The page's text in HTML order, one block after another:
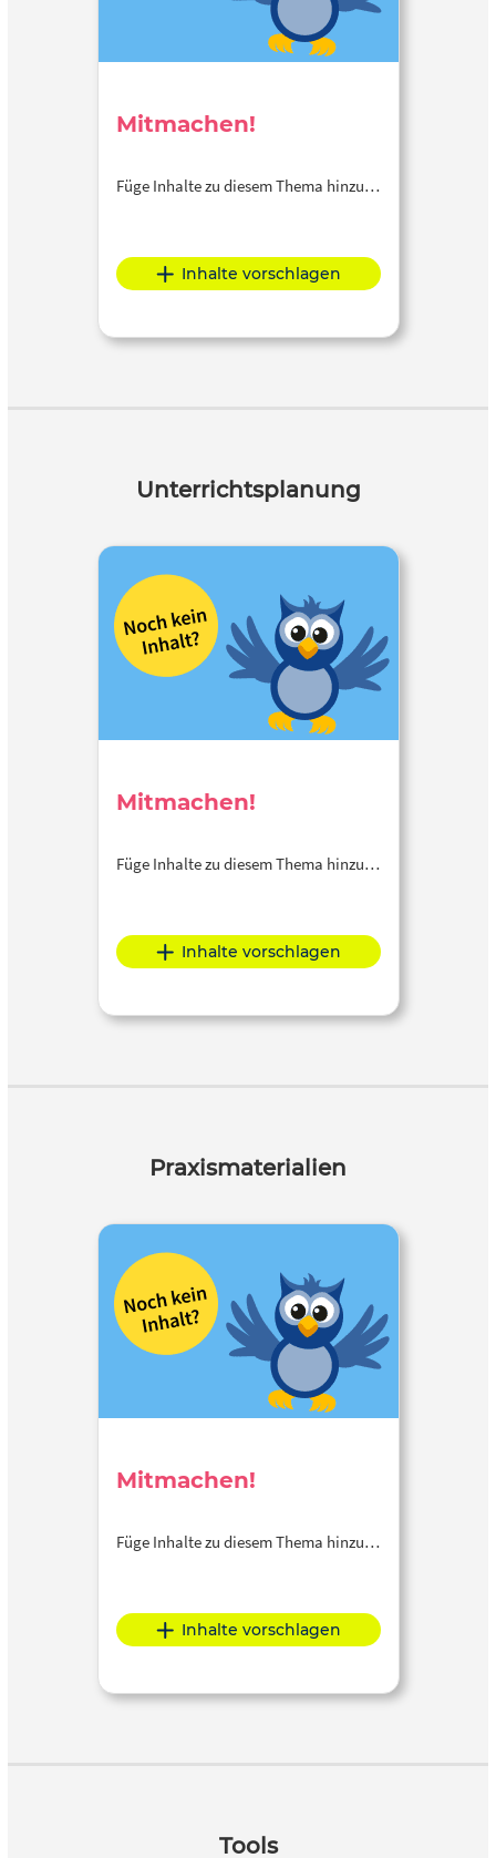
Mitmachen!
Füge Inhalte zu diesem Thema hinzu…
Inhalte vorschlagen
Unterrichtsplanung
Mitmachen!
Füge Inhalte zu diesem Thema hinzu…
Inhalte vorschlagen
Praxismaterialien
Mitmachen!
Füge Inhalte zu diesem Thema hinzu…
Inhalte vorschlagen
Tools